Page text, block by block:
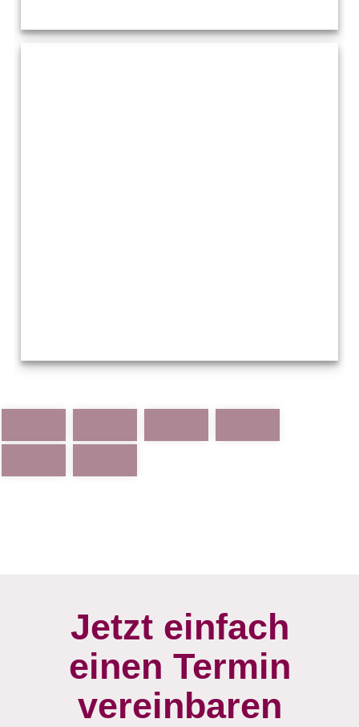
Jetzt einfach
einen Termin
vereinbaren